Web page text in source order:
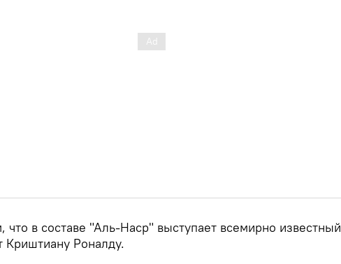
что в составе "Аль-Наср" выступает всемирно известный
Криштиану Роналду.